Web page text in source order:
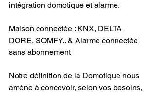
intégration domotique et alarme.
Maison connectée : KNX, DELTA
DORE, SOMFY.. & Alarme connectée
sans abonnement
Notre définition de la Domotique nous
amène à concevoir, selon vos besoins,